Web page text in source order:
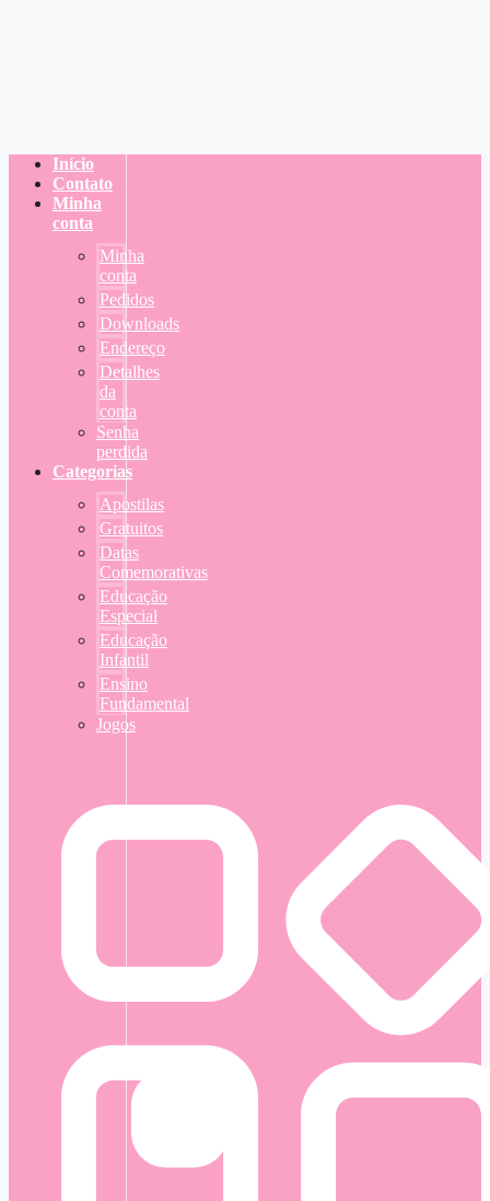
Início
Contato
Minha
conta
Minha
conta
Pedidos
Downloads
Endereço
Detalhes
da
conta
Senha
perdida
Categorias
Apostilas
Gratuitos
Datas
Comemorativas
Educação
Especial
Educação
Infantil
Ensino
Fundamental
Jogos